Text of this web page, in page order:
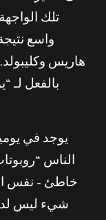
تلك
واسع
يوجد في
الناس
خاطئ – نفس
شيء ليس